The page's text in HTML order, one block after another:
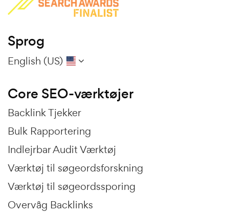
Sprog
English (US)
Core SEO-værktøjer
Backlink Tjekker
Bulk Rapportering
Indlejrbar Audit Værktøj
Værktøj til søgeordsforskning
Værktøj til søgeordssporing
Overvåg Backlinks